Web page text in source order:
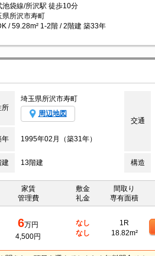
池袋線/所沢駅 徒歩10分
県所沢市寿町
/ 59.28m² 1-2階 / 2階建 築33年
所
埼玉県所沢市寿町
周辺地図
交通
年
1995年02月（築31年）
建 13階建 構造
家賃
管理費
敷金
礼金
間取り
専有面積
6万円
4,500円
なし
なし
1R
18.82m²